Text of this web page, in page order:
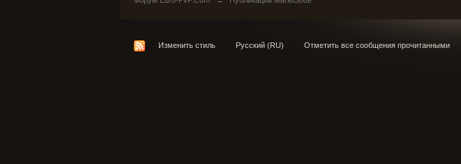
Изменить стиль Русский (RU) Отметить все сообщения прочитанными